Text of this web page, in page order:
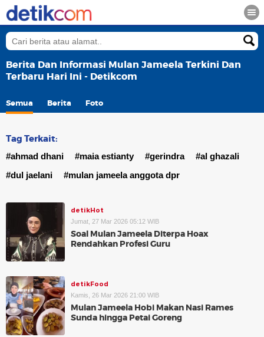
Berita Dan Informasi Mulan Jameela Terkini Dan
Terbaru Hari Ini - Detikcom
Semua Berita Foto
Tag Terkait:
#ahmad dhani #maia estianty #gerindra
#al ghazali
#dul jaelani
#mulan jameela anggota dpr
detikHot
Jumat, 27 Mar 2026 05:12 WIB
Soal Mulan Jameela Diterpa Hoax
Rendahkan Profesi Guru
detikFood
Kamis, 26 Mar 2026 21:00 WIB
Mulan Jameela Hobi Makan Nasi Rames
Sunda hingga Petai Goreng